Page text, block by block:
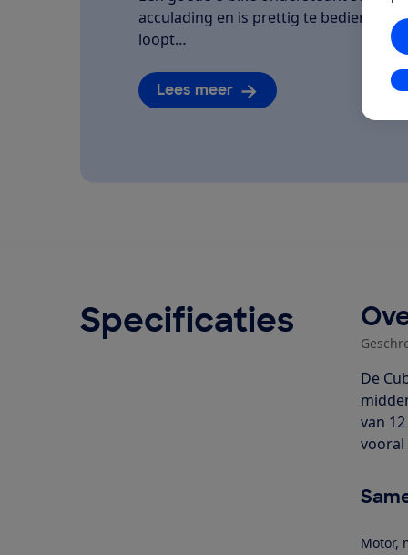
acculading en is prettig te bedienen.
loopt…
Lees meer
Specificaties
De
van
Motor,